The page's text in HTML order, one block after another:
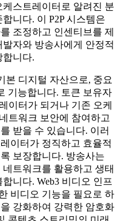
스트레이터로 알려진 분
니다. 이 P2P 시스템은
조정하고 인센티브를 제
자와 방송사에게 안정적
합니다.
본 디지털 자산으로, 중요
기능합니다. 토큰 보유자
이터가 되거나 기존 오케
트워크 보안에 참여하고
받을 수 있습니다. 이러
이터가 정직하고 효율적
보장합니다. 방송사는
트워크를 활용하고 생태
니다. Web3 비디오 인프
비디오 기능을 필요로 하
강화하여 강력한 암호화